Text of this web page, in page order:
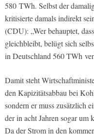
580 TWh. Selbst der
kritisierte damals indirekt
(CDU): „Wer behauptet,
gleichbleibt, belügt sich
in Deutschland 560 TWh
Damit steht
den Kapizitätsabbau bei
sondern er muss zusätzlich
der in acht Jahren sogar um
Da der Strom in den